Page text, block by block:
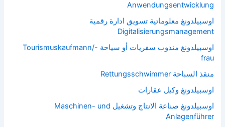
Anwendungsentwicklung
اوسبيلدونغ معلوماتية تسويق ادارة رقمية
Digitalisierungsmanagement
اوسبيلدونغ مندوب سفريات أو سياحة Tourismuskaufmann/-
frau
منقذ السباحة Rettungsschwimmer
اوسبيلدونغ وكيل عقارات
اوسبيلدونغ صناعة الانتاج وتشغيل Maschinen- und
Anlagenführer